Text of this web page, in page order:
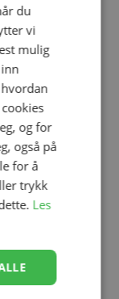
for
og trygg
hender.
du
vi
mulig
og for
også på
for å
trykk
Les